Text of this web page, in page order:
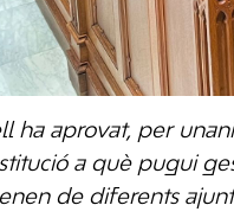
ha aprovat, per
a què pugui
de diferents